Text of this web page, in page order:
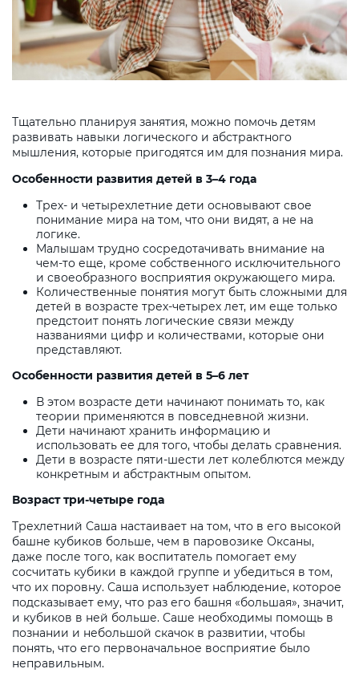
Тщательно планируя занятия, можно помочь детям
развивать навыки логического и абстрактного
мышления, которые пригодятся им для познания мира.
Особенности развития детей в 3–4 года
Трех- и четырехлетние дети основывают свое
понимание мира на том, что они видят, а не на
логике.
Малышам трудно сосредотачивать внимание на
чем-то еще, кроме собственного исключительного
и своеобразного восприятия окружающего мира.
Количественные понятия могут быть сложными для
детей в возрасте трех-четырех лет, им еще только
предстоит понять логические связи между
названиями цифр и количествами, которые они
представляют.
Особенности развития детей в 5–6 лет
В этом возрасте дети начинают понимать то, как
теории применяются в повседневной жизни.
Дети начинают хранить информацию и
использовать ее для того, чтобы делать сравнения.
Дети в возрасте пяти-шести лет колеблются между
конкретным и абстрактным опытом.
Возраст три-четыре года
Трехлетний Саша настаивает на том, что в его высокой
башне кубиков больше, чем в паровозике Оксаны,
даже после того, как воспитатель помогает ему
сосчитать кубики в каждой группе и убедиться в том,
что их поровну. Саша использует наблюдение, которое
подсказывает ему, что раз его башня «большая», значит,
и кубиков в ней больше. Саше необходимы помощь в
познании и небольшой скачок в развитии, чтобы
понять, что его первоначальное восприятие было
неправильным.